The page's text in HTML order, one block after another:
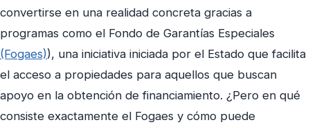
convertirse en una realidad concreta gracias a
programas como el Fondo de Garantías Especiales
(Fogaes)), una iniciativa iniciada por el Estado que facilita
el acceso a propiedades para aquellos que buscan
apoyo en la obtención de financiamiento. ¿Pero en qué
consiste exactamente el Fogaes y cómo puede